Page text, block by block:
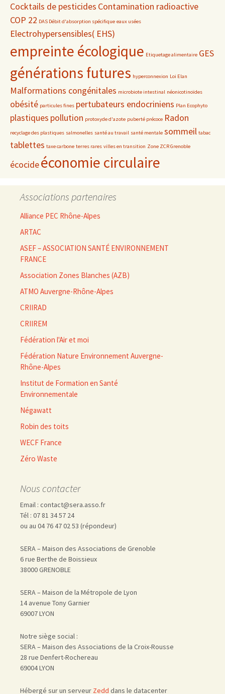
Cocktails de pesticides Contamination radioactive
COP 22 DAS Débit d'absorption spécifique eaux usées
Electrohypersensibles( EHS)
empreinte écologique Etiquetage alimentaire GES
générations futures hyperconnexion Loi Elan
Malformations congénitales microbiote intestinal néonicotinoïdes
obésité particules fines pertubateurs endocriniens Plan Ecophyto
plastiques pollution protoxyde d'azote puberté précoce Radon
recyclage des plastiques salmonelles santé au travail santé mentale sommeil tabac
tablettes taxe carbone terres rares villes en transition Zone ZCR Grenoble
écocideéconomie circulaire
Associations partenaires
Alliance PEC Rhône-Alpes
ARTAC
ASEF – ASSOCIATION SANTÉ ENVIRONNEMENT
FRANCE
Association Zones Blanches (AZB)
ATMO Auvergne-Rhône-Alpes
CRIIRAD
CRIIREM
Fédération l'Air et moi
Fédération Nature Environnement Auvergne-
Rhône-Alpes
Institut de Formation en Santé
Environnementale
Négawatt
Robin des toits
WECF France
Zéro Waste
Nous contacter
Email : contact@sera.asso.fr
Tél : 07 81 34 57 24
ou au 04 76 47 02 53 (répondeur)
SERA – Maison des Associations de Grenoble
6 rue Berthe de Boissieux
38000 GRENOBLE
SERA – Maison de la Métropole de Lyon
14 avenue Tony Garnier
69007 LYON
Notre siège social :
SERA – Maison des Associations de la Croix-Rousse
28 rue Denfert-Rochereau
69004 LYON
Hébergé sur un serveur Zedd dans le datacenter